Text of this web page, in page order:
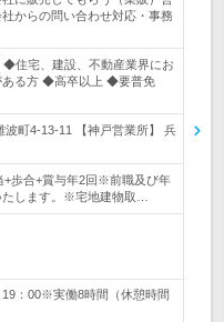
からの問い合わせ対応・事務
◆住宅、建設、不動産業界にお
ある方 ◆高卒以上 ◆要普免
波町4-13-11 【神戸営業所】 兵
+歩合+賞与年2回※前職及び年
します。※宅地建物取…
：00※実働8時間（休憩時間